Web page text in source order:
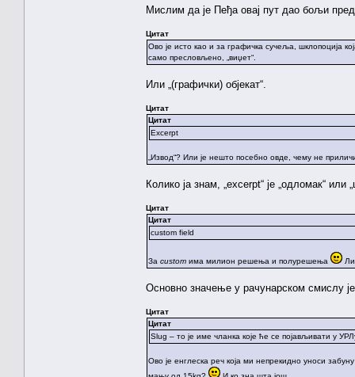
Мислим да је Пеђа овај пут дао бољи
Цитат
Ово је исто као и за графичка сучеља, шклопоција
само пресловљено, „виџет“.
Или „(графички) објекат“.
Цитат
Цитат
Excerpt
„Извод“? Или је нешто посебно овде, чему не
Колико ја знам, „excerpt“ је „одломак“ или
Цитат
Цитат
custom field
За custom има милион решења и полурешења
Основно значење у рачунарском смислу
Цитат
Цитат
Slug – то је име чланка које ће се појављивати у
Ово је енглеска реч која ми непрекидно уноси